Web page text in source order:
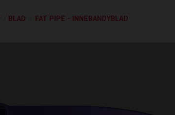
BLAD FAT PIPE - INNEBANDYBLAD